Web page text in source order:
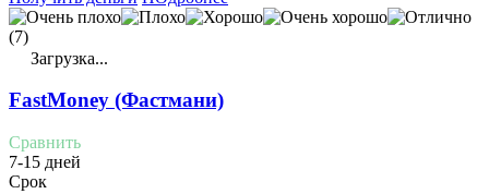
(7)
Загрузка...
FastMoney (Фастмани)
Сравнить
7-15 дней
Срок